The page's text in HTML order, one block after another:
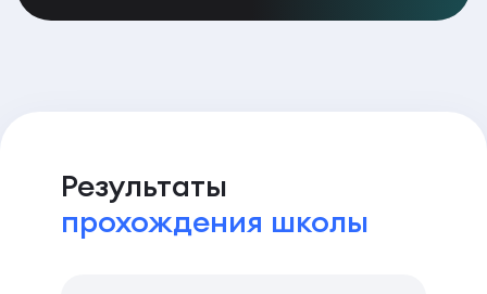
Результаты
прохождения школы